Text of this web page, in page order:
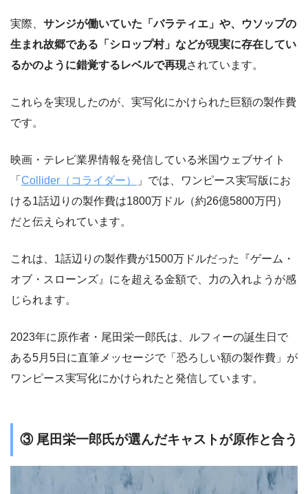
実際、 サンジが働いていた「バラティエ」や、ウソップの
生まれ故郷である「シロップ村」などが現実に存在してい
るかのように錯覚するレベルで再現されています。
これらを実現したのが、実写化にかけられた巨額の製作費
です。
映画・テレビ業界情報を発信している米国ウェブサイト
「 Collider（コライダー）
」では、ワンピース実写版にお
ける1話辺りの製作費は1800万ドル（約26億5800万円）
だと伝えられています。
これは、1話辺りの製作費が1500万ドルだった『ゲーム・
オブ・スローンズ』にを超える金額で、力の入れようが感
じられます。
2023年に原作者・尾田栄一郎氏は、ルフィーの誕生日で
ある5月5日に直筆メッセージで「恐ろしい額の製作費」が
ワンピース実写化にかけられたと発信しています。
③ 尾田栄一郎氏が選んだキャストが原作と合う